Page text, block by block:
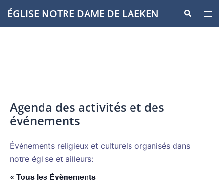
Aller
auÉGLISE NOTRE DAME DE LAEKEN
le
Agenda des activités et des
événements
Événements religieux et culturels organisés dans
notre église et ailleurs:
« Tous les Évènements